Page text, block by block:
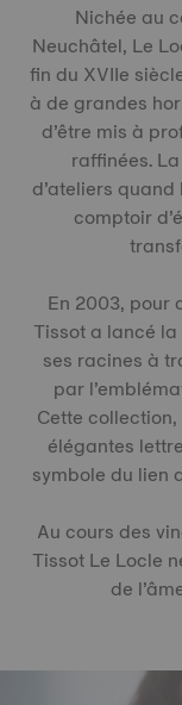
Nichée au
Neuchâtel, Le
fin du XVIIe
à de grandes
d’être mis à
raffinées.
d’ateliers
comptoir
En 2003, pour
Tissot a lancé la
ses racines à
par
Cette
élégantes
symbole du lien
Au cours des
Tissot Le Locle
de